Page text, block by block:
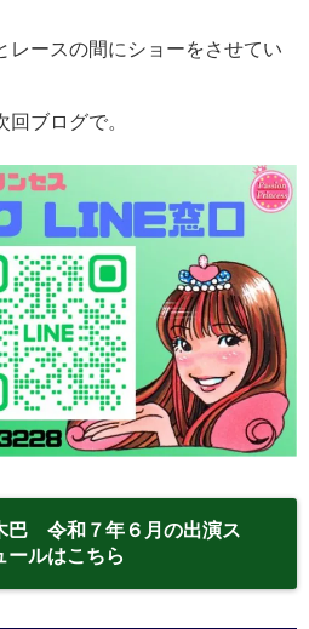
レースの間にショーをさせてい
ブログで。
巴 令和７年６月の出演ス
ールはこちら